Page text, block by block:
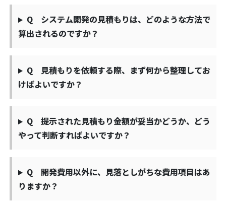
Q システム開発の見積もりは、どのような方法で
算出されるのですか？
Q 見積もりを依頼する際、まず何から整理してお
けばよいですか？
Q 提示された見積もり金額が妥当かどうか、どう
やって判断すればよいですか？
Q 開発費用以外に、見落としがちな費用項目はあ
りますか？